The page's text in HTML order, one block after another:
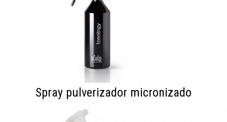
Spray pulverizador micronizado